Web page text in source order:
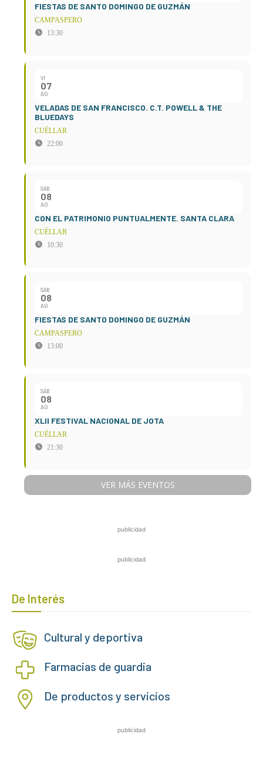
FIESTAS DE SANTO DOMINGO DE GUZMÁN
CAMPASPERO
13:30
VI
07
AG
VELADAS DE SAN FRANCISCO. C.T. POWELL & THE
BLUEDAYS
CUÉLLAR
22:00
SÁB
08
AG
CON EL PATRIMONIO PUNTUALMENTE. SANTA CLARA
CUÉLLAR
10:30
SÁB
08
AG
FIESTAS DE SANTO DOMINGO DE GUZMÁN
CAMPASPERO
13:00
SÁB
08
AG
XLII FESTIVAL NACIONAL DE JOTA
CUÉLLAR
21:30
VER MÁS EVENTOS
publicidad
publicidad
De Interés
Cultural y deportiva
Farmacias de guardia
De productos y servicios
publicidad